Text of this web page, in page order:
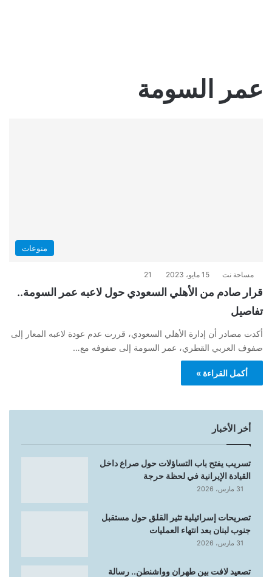
عمر السومة
منوعات
مساحة نت 15 مايو، 2023 21
قرار صادم من الأهلي السعودي حول لاعبه عمر السومة..
تفاصيل
أكدت مصادر أن إدارة الأهلي السعودي، قررت عدم عودة لاعبه المعار إلى
صفوف العربي القطري، عمر السومة إلى صفوفه مع…
أكمل القراءة »
أخر الأخبار
تسريب يفتح باب التساؤلات حول صراع داخل
القيادة الإيرانية في لحظة حرجة
31 مارس، 2026
تصريحات إسرائيلية تثير القلق حول مستقبل
جنوب لبنان بعد انتهاء العمليات
31 مارس، 2026
تصعيد لافت بين طهران وواشنطن.. رسالة